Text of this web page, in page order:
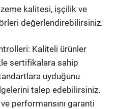
kalitesi, işçilik ve
değerlendirebilirsiniz.
Kaliteli ürünler
sertifikalara sahip
uyduğunu
talep edebilirsiniz.
performansını garanti